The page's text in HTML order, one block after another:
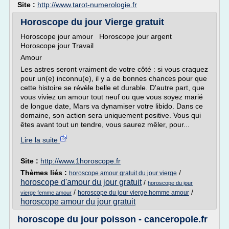
Site : http://www.tarot-numerologie.fr
Horoscope du jour Vierge gratuit
Horoscope jour amour Horoscope jour argent
Horoscope jour Travail
Amour
Les astres seront vraiment de votre côté : si vous craquez
pour un(e) inconnu(e), il y a de bonnes chances pour que
cette histoire se révèle belle et durable. D'autre part, que
vous viviez un amour tout neuf ou que vous soyez marié
de longue date, Mars va dynamiser votre libido. Dans ce
domaine, son action sera uniquement positive. Vous qui
êtes avant tout un tendre, vous saurez mêler, pour...
Lire la suite
Site : http://www.1horoscope.fr
Thèmes liés : horoscope amour gratuit du jour vierge /
horoscope d'amour du jour gratuit/ horoscope du jour
vierge femme amour / horoscope du jour vierge homme amour /
horoscope amour du jour gratuit
horoscope du jour poisson - canceropole.fr